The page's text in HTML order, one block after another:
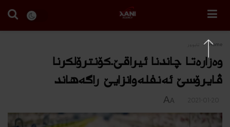
Home ئابوور
وه‌زاره‌تا چاندنا ئیراقێ..كۆنترۆلكرنا
ڤایرۆسێ ئه‌نفله‌وانزایێ راگه‌هاند
A
A